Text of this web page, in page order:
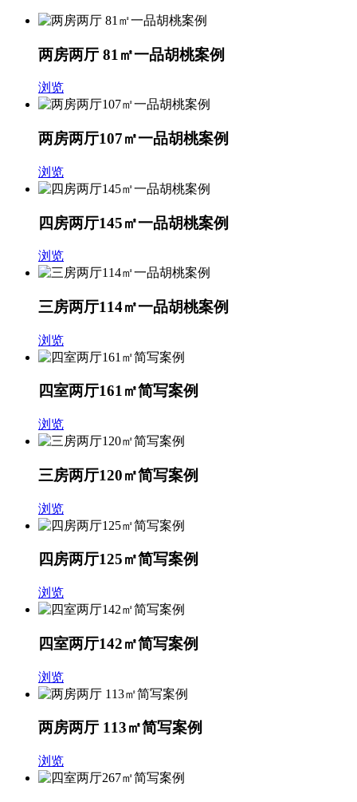
两房两厅 81㎡一品胡桃案例
浏览
两房两厅107㎡一品胡桃案例
浏览
四房两厅145㎡一品胡桃案例
浏览
三房两厅114㎡一品胡桃案例
浏览
四室两厅161㎡简写案例
浏览
三房两厅120㎡简写案例
浏览
四房两厅125㎡简写案例
浏览
四室两厅142㎡简写案例
浏览
两房两厅 113㎡简写案例
浏览